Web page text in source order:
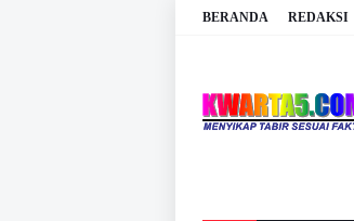
BERANDA REDAKSI